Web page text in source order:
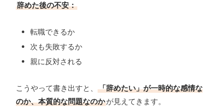
辞めた後の不安：
転職できるか
次も失敗するか
親に反対される
こうやって書き出すと、
「辞めたい」が一時的な感情な
のか、本質的な問題なのかが見えてきます。